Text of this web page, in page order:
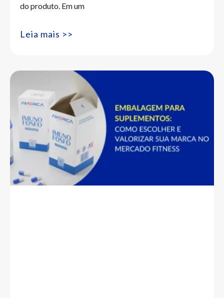
do produto. Em um
Leia mais >>